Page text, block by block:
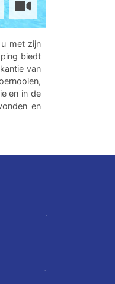
met zijn
biedt
van
en in de
en